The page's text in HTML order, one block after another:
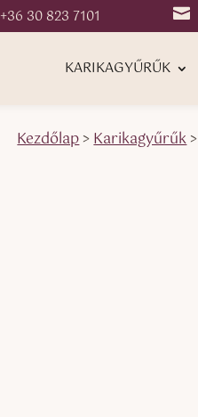
+36 30 823 7101 
KARIKAGYŰRŰK
Kezdőlap>Karikagyűrűk>